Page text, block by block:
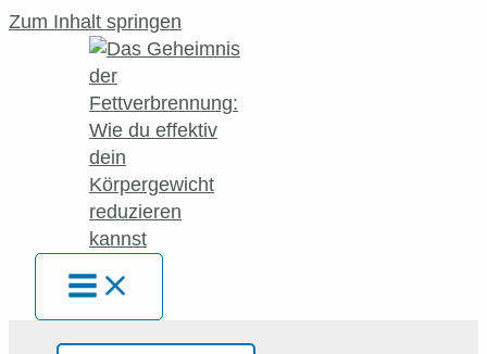
Zum Inhalt springen